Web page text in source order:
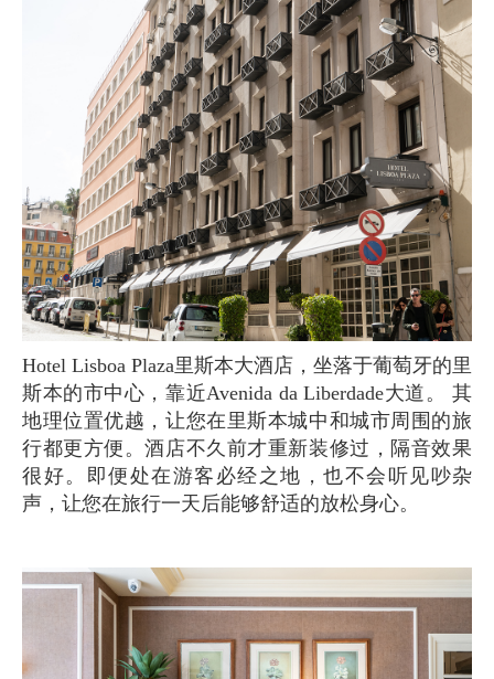
Hotel Lisboa Plaza里斯本大酒店，坐落于葡萄牙的里
斯本的市中心，靠近Avenida da Liberdade大道。 其
地理位置优越，让您在里斯本城中和城市周围的旅
行都更方便。酒店不久前才重新装修过，隔音效果
很好。即便处在游客必经之地，也不会听见吵杂
声，让您在旅行一天后能够舒适的放松身心。